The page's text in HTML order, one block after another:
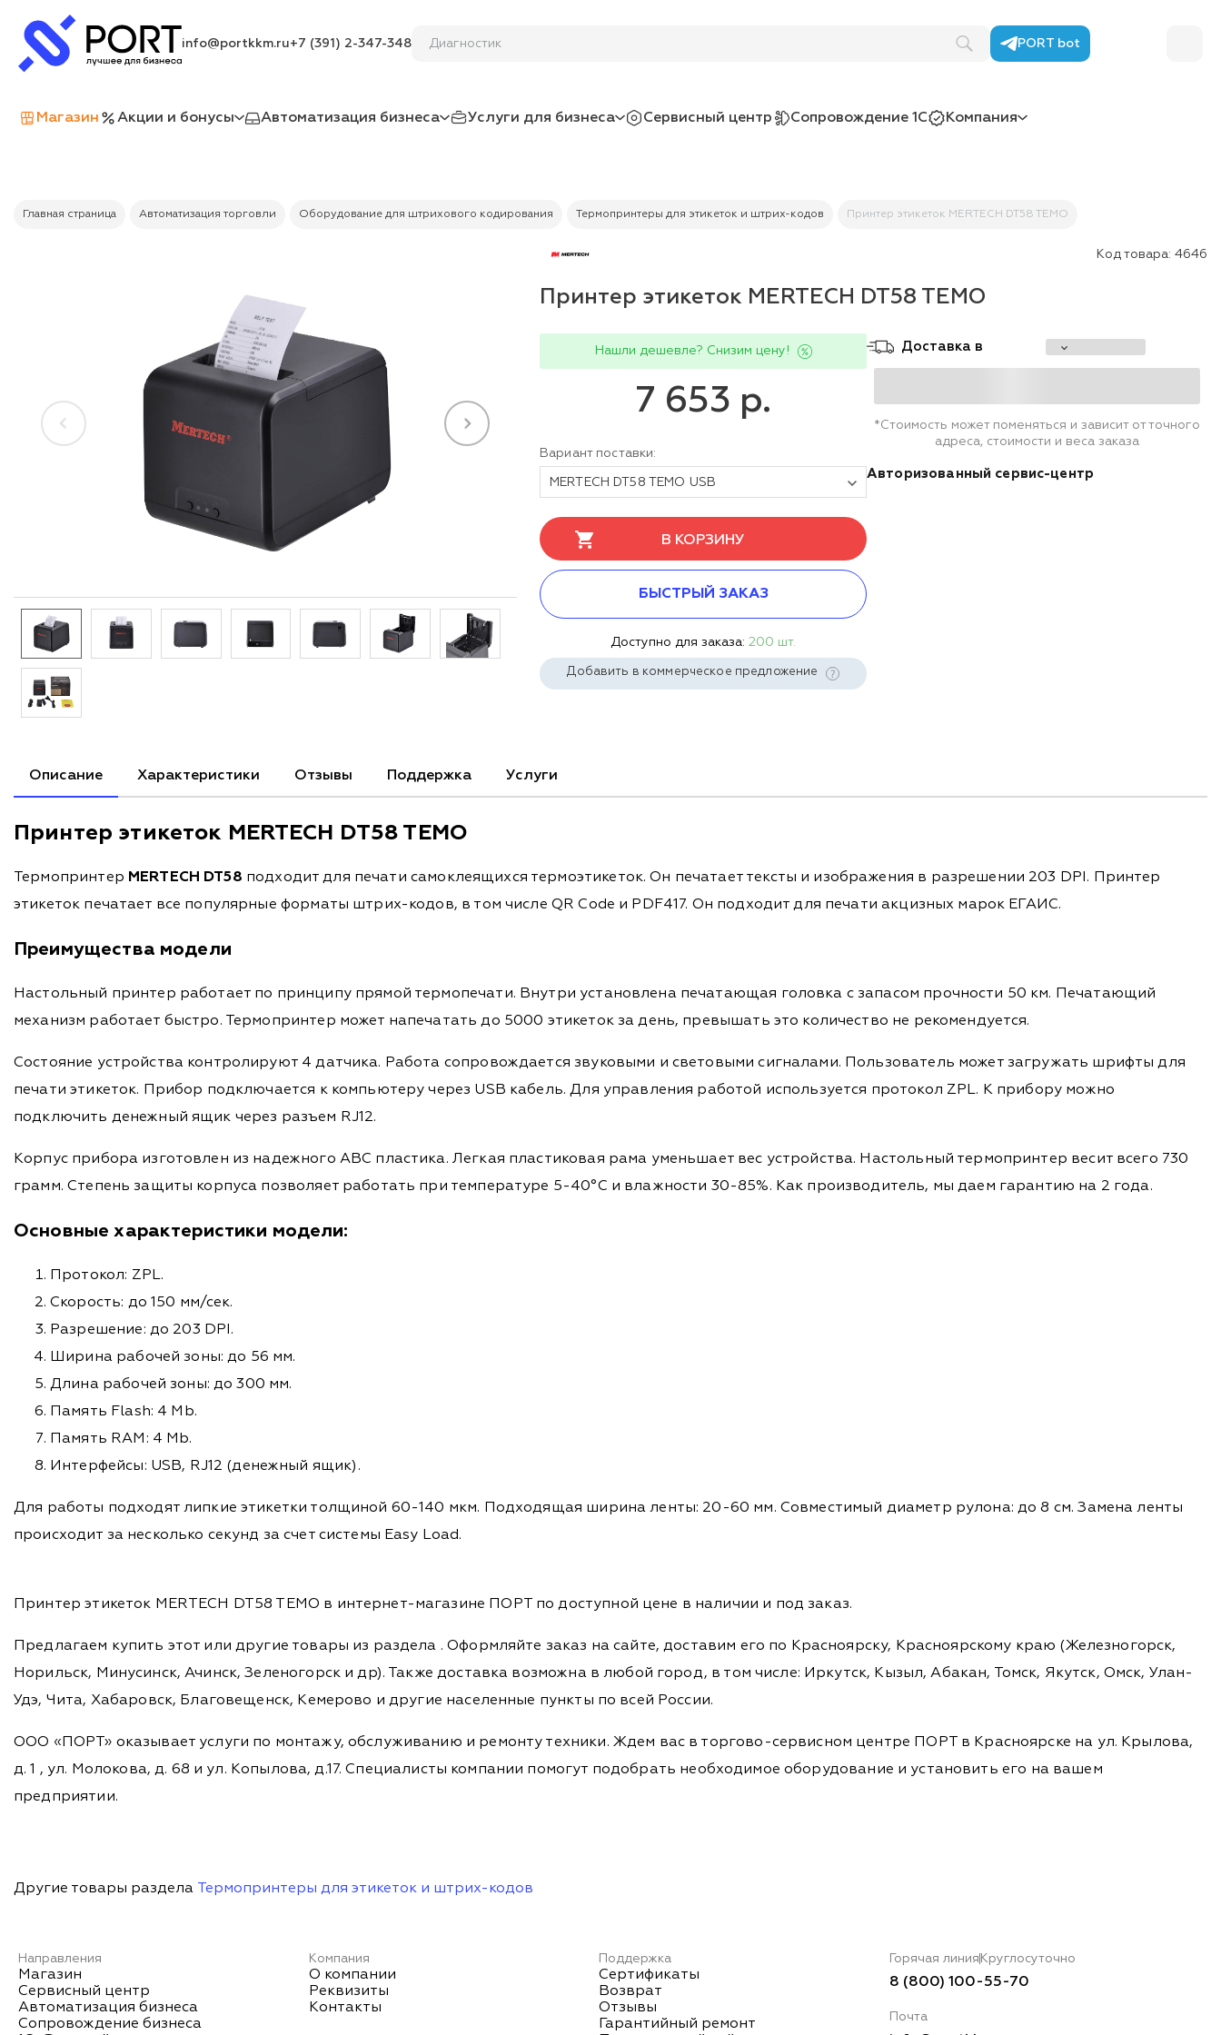
info@portkkm.ru+7 (391) 2-347-348 Ди PORT bot
Магазин Акции и бонусы Автоматизация бизнеса Услуги для бизнеса Сервисный центр Сопровождение 1С Компания
Главная страница Автоматизация торговли Оборудование для штрихового кодирования Термопринтеры для этикеток и штрих-кодов Принтер этикеток MERTECH DT58 TEMO
Код товара: 4646
Принтер этикеток MERTECH DT58 TEMO
Нашли дешевле? Снизим цену!
7 653 р.
Вариант поставки:
MERTECH DT58 TEMO USB
В КОРЗИНУ
БЫСТРЫЙ ЗАКАЗ
Доступно для заказа: 200 шт.
Добавить в коммерческое предложение
Доставка в
*Стоимость может поменяться и зависит от точного
адреса, стоимости и веса заказа
Авторизованный сервис-центр
Описание Характеристики Отзывы Поддержка Услуги
Принтер этикеток MERTECH DT58 TEMO
Термопринтер MERTECH DT58 подходит для печати самоклеящихся термоэтикеток. Он печатает тексты и изображения в разрешении 203 DPI. Принтер
этикеток печатает все популярные форматы штрих-кодов, в том числе QR Code и PDF417. Он подходит для печати акцизных марок ЕГАИС.
Преимущества модели
Настольный принтер работает по принципу прямой термопечати. Внутри установлена печатающая головка с запасом прочности 50 км. Печатающий
механизм работает быстро. Термопринтер может напечатать до 5000 этикеток за день, превышать это количество не рекомендуется.
Состояние устройства контролируют 4 датчика. Работа сопровождается звуковыми и световыми сигналами. Пользователь может загружать шрифты для
печати этикеток. Прибор подключается к компьютеру через USB кабель. Для управления работой используется протокол ZPL. К прибору можно
подключить денежный ящик через разъем RJ12.
Корпус прибора изготовлен из надежного АВС пластика. Легкая пластиковая рама уменьшает вес устройства. Настольный термопринтер весит всего 730
грамм. Степень защиты корпуса позволяет работать при температуре 5-40°C и влажности 30-85%. Как производитель, мы даем гарантию на 2 года.
Основные характеристики модели:
Протокол: ZPL.
Скорость: до 150 мм/сек.
Разрешение: до 203 DPI.
Ширина рабочей зоны: до 56 мм.
Длина рабочей зоны: до 300 мм.
Память Flash: 4 Mb.
Память RAM: 4 Mb.
Интерфейсы: USB, RJ12 (денежный ящик).
Для работы подходят липкие этикетки толщиной 60-140 мкм. Подходящая ширина ленты: 20-60 мм. Совместимый диаметр рулона: до 8 см. Замена ленты
происходит за несколько секунд за счет системы Easy Load.
Принтер этикеток MERTECH DT58 TEMO в интернет-магазине ПОРТ по доступной цене в наличии и под заказ.
Предлагаем купить этот или другие товары из раздела . Оформляйте заказ на сайте, доставим его по Красноярску, Красноярскому краю (Железногорск,
Норильск, Минусинск, Ачинск, Зеленогорск и др). Также доставка возможна в любой город, в том числе: Иркутск, Кызыл, Абакан, Томск, Якутск, Омск, Улан-
Удэ, Чита, Хабаровск, Благовещенск, Кемерово и другие населенные пункты по всей России.
ООО «ПОРТ» оказывает услуги по монтажу, обслуживанию и ремонту техники. Ждем вас в торгово-сервисном центре ПОРТ в Красноярске на ул. Крылова,
д. 1 , ул. Молокова, д. 68 и ул. Копылова, д.17. Специалисты компании помогут подобрать необходимое оборудование и установить его на вашем
предприятии.
Другие товары раздела Термопринтеры для этикеток и штрих-кодов
Направления
Магазин
Сервисный центр
Автоматизация бизнеса
Сопровождение бизнеса
Компания
О компании
Реквизиты
Контакты
Поддержка
Сертификаты
Возврат
Отзывы
Гарантийный ремонт
Горячая линия Круглосуточно
8 (800) 100-55-70
Почта